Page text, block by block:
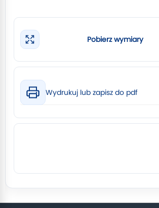
Pobierz wymiary
Wydrukuj lub zapisz do pdf